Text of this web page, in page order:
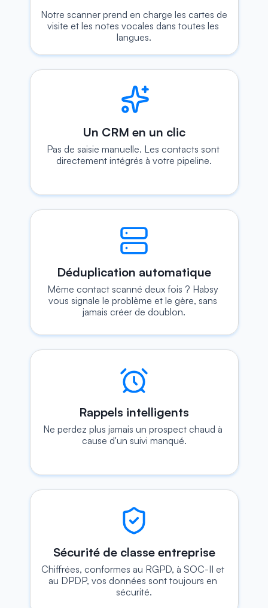
Notre scanner prend en charge les cartes de
visite et les notes vocales dans toutes les
langues.
Un CRM en un clic
Pas de saisie manuelle. Les contacts sont
directement intégrés à votre pipeline.
Déduplication automatique
Même contact scanné deux fois ? Habsy
vous signale le problème et le gère, sans
jamais créer de doublon.
Rappels intelligents
Ne perdez plus jamais un prospect chaud à
cause d'un suivi manqué.
Sécurité de classe entreprise
Chiffrées, conformes au RGPD, à SOC-II et
au DPDP, vos données sont toujours en
sécurité.